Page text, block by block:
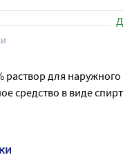
раствор для
средство в виде
Оно
Данный препарат
лечения различных